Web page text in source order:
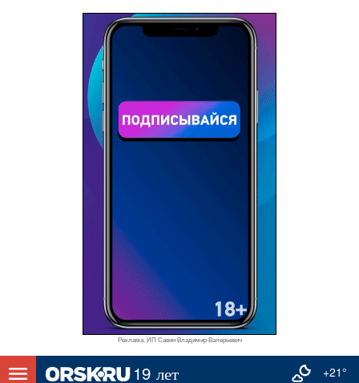
Реклама. ИП Савин Владимир Валерьевич
+21°